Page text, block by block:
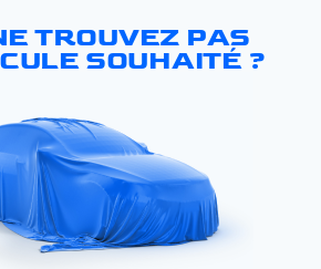
TROUVEZ PAS
SOUHAITÉ ?